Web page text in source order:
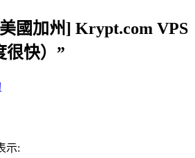
國加州] Krypt.com VPS
很快）”
示: